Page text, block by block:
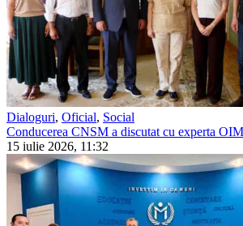
Dialoguri, Oficial, Social
Conducerea CNSM a discutat cu experta
15 iulie 2026, 11:32